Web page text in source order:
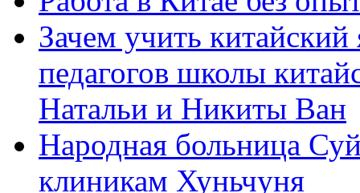
Зачем учить
педагогов школы
Натальи и Никиты Ван
Народная больница
клиникам Хуньчуня